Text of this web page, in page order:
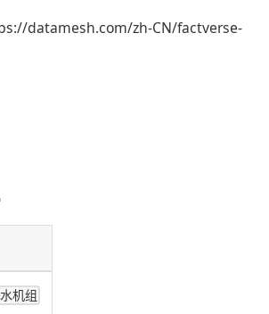
datamesh.com/zh-CN/factverse-
机组